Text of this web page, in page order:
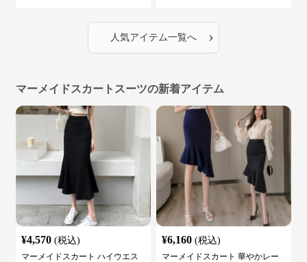
人気アイテム一覧へ ›
マーメイドスカートスーツの新着アイテム
¥4,570 (税込)
マーメイドスカート ハイウエス
¥6,160 (税込)
マーメイドスカート 華やかレー